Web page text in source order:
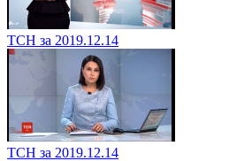
ТСН за 2019.12.14
ТСН за 2019.12.14